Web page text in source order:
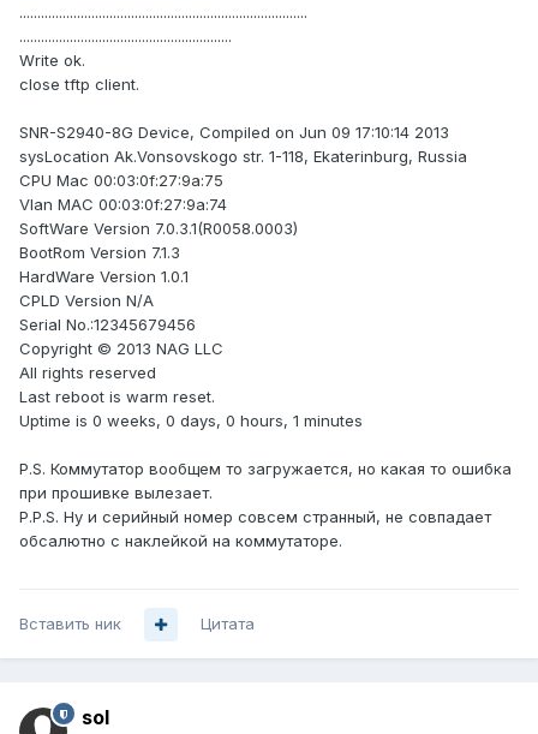
................................................................................
...........................................................
Write ok.
close tftp client.
SNR-S2940-8G Device, Compiled on Jun 09 17:10:14 2013
sysLocation Ak.Vonsovskogo str. 1-118, Ekaterinburg, Russia
CPU Mac 00:03:0f:27:9a:75
Vlan MAC 00:03:0f:27:9a:74
SoftWare Version 7.0.3.1(R0058.0003)
BootRom Version 7.1.3
HardWare Version 1.0.1
CPLD Version N/A
Serial No.:12345679456
Copyright © 2013 NAG LLC
All rights reserved
Last reboot is warm reset.
Uptime is 0 weeks, 0 days, 0 hours, 1 minutes
P.S. Коммутатор вообщем то загружается, но какая то ошибка
при прошивке вылезает.
P.P.S. Ну и серийный номер совсем странный, не совпадает
обсалютно с наклейкой на коммутаторе.
Вставить ник Цитата
sol